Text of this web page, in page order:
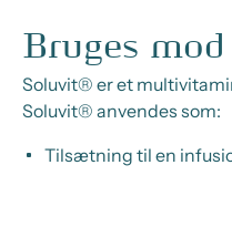
Bruges mod
Soluvit® er et
Soluvit® anvendes som:
Tilsætning til en